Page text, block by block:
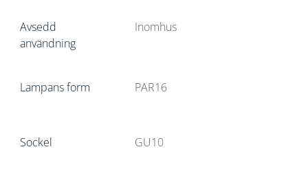
Avsedd
användning
Inomhus
Lampans form PAR16
Sockel GU10